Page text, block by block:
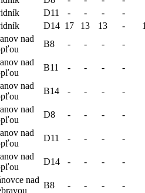
D11 - - -
-
D14 17 13 13 -
nad
B8 - - - -
nad
B11 - - - -
nad
B14 - - - -
nad
D8 - - - -
nad
D11 - - - -
nad
D14 - - - -
nad
B8 - - - -